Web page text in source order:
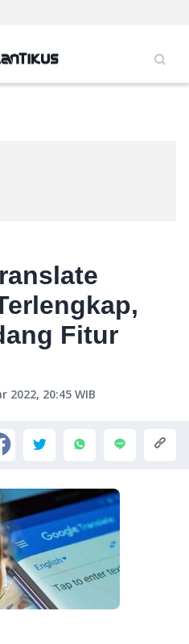
Fitur
2022, 20:45 WIB